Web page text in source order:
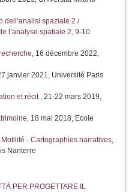
dell’analisi spaziale 2 /
l’analyse spatiale 2, 9-10
, 16 décembre 2022,
janvier 2021, Université Paris
et récit, 21-22 mars 2019,
, 18 mai 2018, Ecole
· Cartographies narratives,
Nanterre
PER PROGETTARE IL